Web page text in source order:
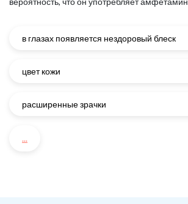
в глазах появляется нездоровый блеск
цвет кожи
расширенные зрачки
...